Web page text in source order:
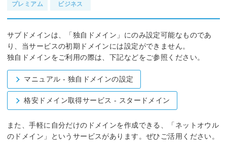
プレミアム ビジネス
サブドメインは、「独自ドメイン」にのみ設定可能なものであ
り、当サービスの初期ドメインには設定ができません。
独自ドメインをご利用の際は、下記などをご参照ください。
マニュアル - 独自ドメインの設定
格安ドメイン取得サービス - スタードメイン
また、手軽に自分だけのドメインを作成できる、「ネットオウル
のドメイン」というサービスがあります。ぜひご活用ください。